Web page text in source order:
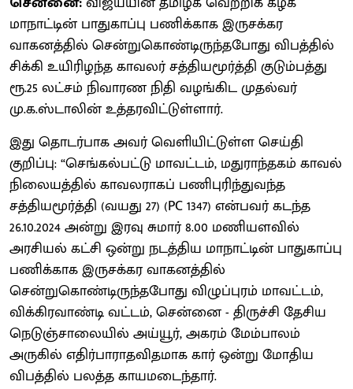
மாநாட்டின் பாதுகாப்பு பணிக்காக இருசக்கர
வாகனத்தில் சென்றுகொண்டிருந்தபோது விபத்தில்
சிக்கி உயிரிழந்த காவலர் சத்தியமூர்த்தி குடும்பத்து
ரூ.25 லட்சம் நிவாரண நிதி வழங்கிட முதல்வர்
மு.க.ஸ்டாலின் உத்தரவிட்டுள்ளார்.
இது தொடர்பாக அவர் வெளியிட்டுள்ள செய்தி
குறிப்பு: “செங்கல்பட்டு மாவட்டம், மதுராந்தகம் காவல்
நிலையத்தில் காவலராகப் பணிபுரிந்துவந்த
சத்தியமூர்த்தி (வயது 27) (PC 1347) என்பவர் கடந்த
26.10.2024 அன்று இரவு சுமார் 8.00 மணியளவில்
அரசியல் கட்சி ஒன்று நடத்திய மாநாட்டின் பாதுகாப்பு
பணிக்காக இருசக்கர வாகனத்தில்
சென்றுகொண்டிருந்தபோது விழுப்புரம் மாவட்டம்,
விக்கிரவாண்டி வட்டம், சென்னை - திருச்சி தேசிய
நெடுஞ்சாலையில் அய்யூர், அகரம் மேம்பாலம்
அருகில் எதிர்பாராதவிதமாக கார் ஒன்று மோதிய
விபத்தில் பலத்த காயமடைந்தார்.